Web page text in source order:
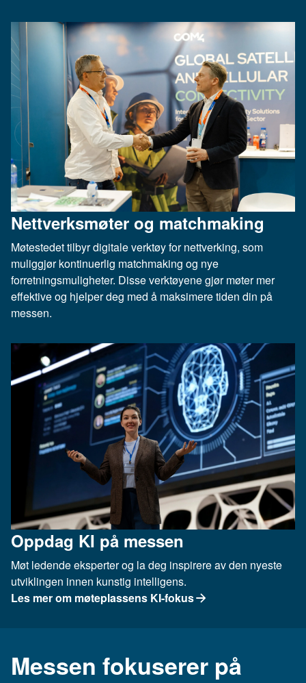
Nettverksmøter og matchmaking
Møtestedet tilbyr digitale verktøy for nettverking, som
muliggjør kontinuerlig matchmaking og nye
forretningsmuligheter. Disse verktøyene gjør møter mer
effektive og hjelper deg med å maksimere tiden din på
messen.
Oppdag KI på messen
Møt ledende eksperter og la deg inspirere av den nyeste
utviklingen innen kunstig intelligens.
Les mer om møteplassens KI-fokus
Messen fokuserer på